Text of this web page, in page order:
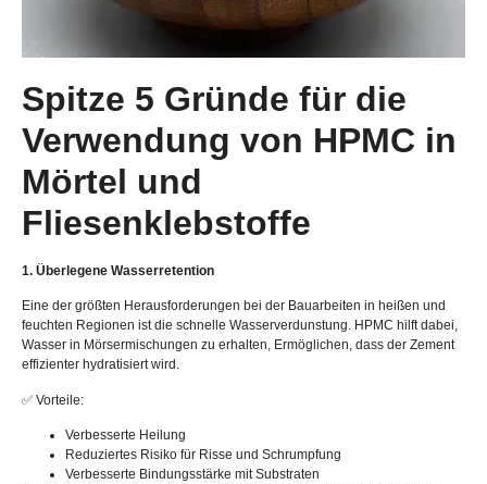
Spitze 5 Gründe für die
Verwendung von HPMC in
Mörtel und
Fliesenklebstoffe
1. Überlegene Wasserretention
Eine der größten Herausforderungen bei der Bauarbeiten in heißen und
feuchten Regionen ist die schnelle Wasserverdunstung. HPMC hilft dabei,
Wasser in Mörsermischungen zu erhalten, Ermöglichen, dass der Zement
effizienter hydratisiert wird.
✅ Vorteile:
Verbesserte Heilung
Reduziertes Risiko für Risse und Schrumpfung
Verbesserte Bindungsstärke mit Substraten